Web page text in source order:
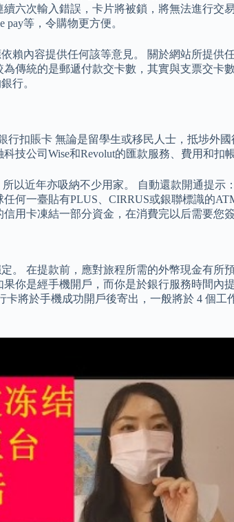
六次輸入錯誤，卡片將被鎖，將無法進行交
等，令購物更方便。
內容提供任何該等意見。 關於網站所提供
傳統的是郵遞付款交卡數，其實與支票交卡
行。
扣賬卡 無論是留學生或移民人士，抵埗外
公司Wise和Revolut的匯款服務、費用和扣
以近年亦吸納不少用家。 自動還款開通提
何一臺貼有PLUS、CIRRUS或銀聯標識的
用卡凍結一部分資金，在消費完以后需要您
。 在提款前，應對旅程所需的外幣現金有所
你是經手機開戶，而你是於銀行服務時間內
將於手機成功開戶後寄出，一般將於 4 個